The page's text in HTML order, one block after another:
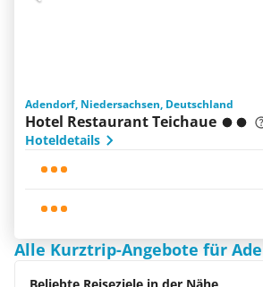
Adendorf, Niedersachsen, Deutschland
Hotel Restaurant Teichaue
Hoteldetails
Alle Kurztrip-Angebote für